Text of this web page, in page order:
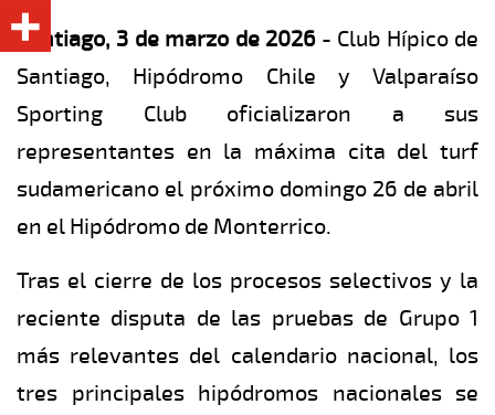
Santiago, 3 de marzo de 2026- Club Hípico de
Santiago, Hipódromo Chile y Valparaíso
Sporting Club oficializaron a sus
representantes en la máxima cita del turf
sudamericano el próximo domingo 26 de abril
en el Hipódromo de Monterrico.
Tras el cierre de los procesos selectivos y la
reciente disputa de las pruebas de Grupo 1
más relevantes del calendario nacional, los
tres principales hipódromos nacionales se